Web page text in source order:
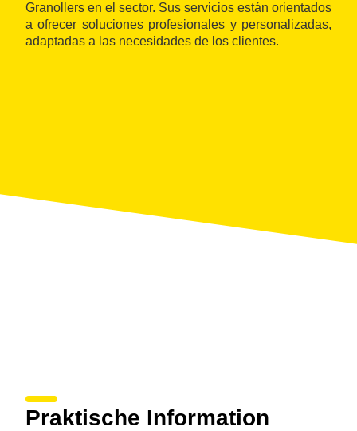
Granollers en el sector. Sus servicios están orientados
a ofrecer soluciones profesionales y personalizadas,
adaptadas a las necesidades de los clientes.
Praktische Information